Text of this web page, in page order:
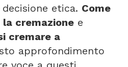
etica. Come
cremazione e
cremare a
approfondimento